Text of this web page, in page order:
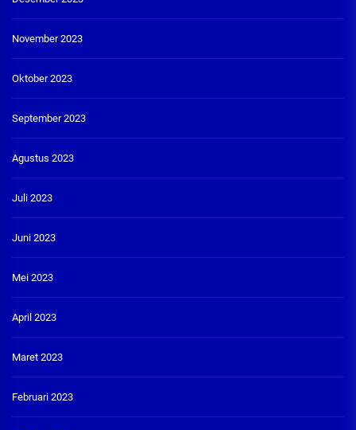
November 2023
Oktober 2023
September 2023
Agustus 2023
Juli 2023
Juni 2023
Mei 2023
April 2023
Maret 2023
Februari 2023